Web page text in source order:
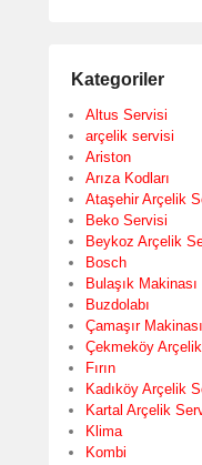
Kategoriler
Altus Servisi
arçelik servisi
Ariston
Arıza Kodları
Ataşehir Arçelik
Beko Servisi
Beykoz Arçelik
Bosch
Bulaşık Makinası
Buzdolabı
Çamaşır Makinası
Çekmeköy
Fırın
Kadıköy Arçelik
Kartal Arçelik
Klima
Kombi